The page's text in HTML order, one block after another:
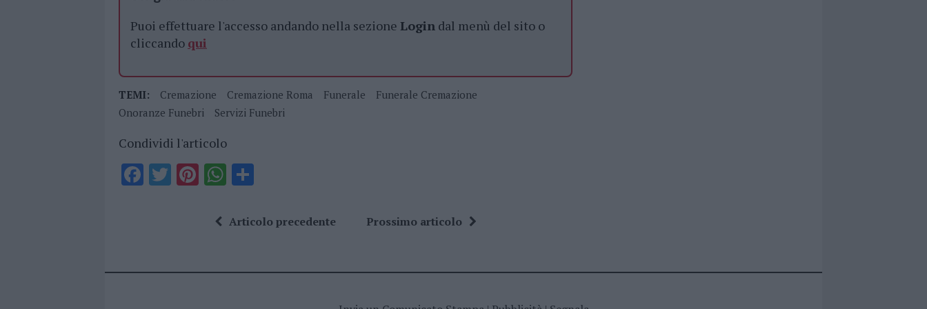
Puoi effettuare l'accesso andando nella sezione Login dal menù del sito o
cliccando qui
TEMI: Cremazione Cremazione Roma Funerale
Funerale Cremazione
Onoranze Funebri
Servizi Funebri
Condividi l'articolo
F T Pi
te
W
ata
Articolo precedente Prossimo articolo